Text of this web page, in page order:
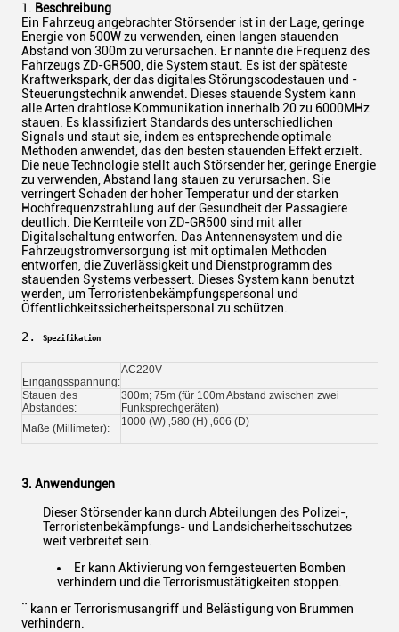
1. Beschreibung
Ein Fahrzeug angebrachter Störsender ist in der Lage, geringe
Energie von 500W zu verwenden, einen langen stauenden
Abstand von 300m zu verursachen. Er nannte die Frequenz des
Fahrzeugs ZD-GR500, die System staut. Es ist der späteste
Kraftwerkspark, der das digitales Störungscodestauen und -
Steuerungstechnik anwendet. Dieses stauende System kann
alle Arten drahtlose Kommunikation innerhalb 20 zu 6000MHz
stauen. Es klassifiziert Standards des unterschiedlichen
Signals und staut sie, indem es entsprechende optimale
Methoden anwendet, das den besten stauenden Effekt erzielt.
Die neue Technologie stellt auch Störsender her, geringe Energie
zu verwenden, Abstand lang stauen zu verursachen. Sie
verringert Schaden der hoher Temperatur und der starken
Hochfrequenzstrahlung auf der Gesundheit der Passagiere
deutlich. Die Kernteile von ZD-GR500 sind mit aller
Digitalschaltung entworfen. Das Antennensystem und die
Fahrzeugstromversorgung ist mit optimalen Methoden
entworfen, die Zuverlässigkeit und Dienstprogramm des
stauenden Systems verbessert. Dieses System kann benutzt
werden, um Terroristenbekämpfungspersonal und
Öffentlichkeitssicherheitspersonal zu schützen.
2.
Spezifikation
Eingangsspannung:
AC220V
Stauen des
Abstandes:
300m; 75m (für 100m Abstand zwischen zwei
Funksprechgeräten)
Maße (Millimeter):
1000 (W) ‚580 (H) ‚606 (D)
3. Anwendungen
Dieser Störsender kann durch Abteilungen des Polizei-,
Terroristenbekämpfungs- und Landsicherheitsschutzes
weit verbreitet sein.
Er kann Aktivierung von ferngesteuerten Bomben
verhindern und die Terrorismustätigkeiten stoppen.
¨ kann er Terrorismusangriff und Belästigung von Brummen
verhindern.